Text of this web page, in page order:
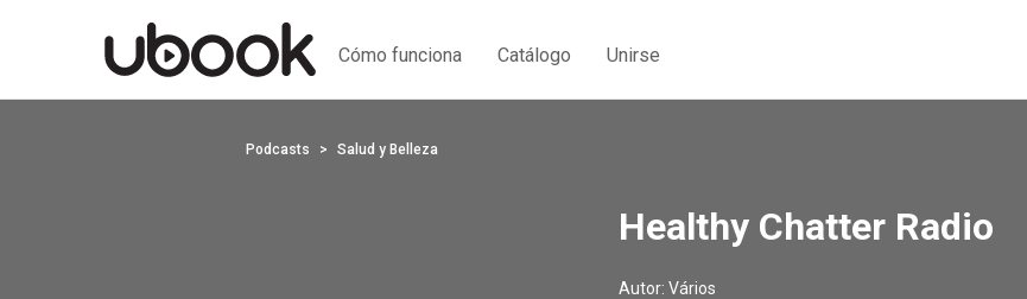
Cómo funciona Catálogo Unirse
Podcasts Salud y Belleza
Healthy Chatter Radio
Autor: Vários